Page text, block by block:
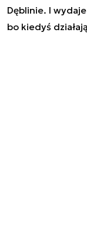
Dęblinie. I
bo kiedyś